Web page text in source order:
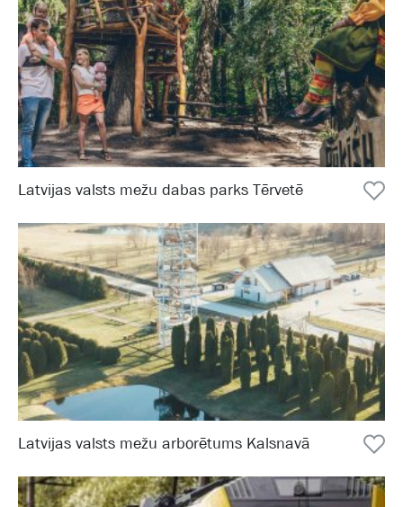
Latvijas valsts mežu dabas parks Tērvetē
Latvijas valsts mežu arborētums Kalsnavā